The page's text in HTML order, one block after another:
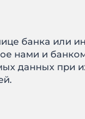
банка или
нами и
данных при